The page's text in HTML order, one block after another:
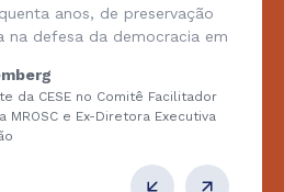
anos, de preservação
na defesa da democracia em
da CESE no Comitê Facilitador
MROSC e Ex-Diretora Executiva